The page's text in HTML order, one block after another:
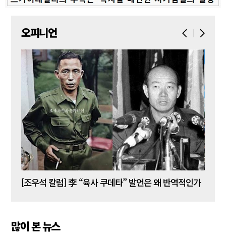
오피니언
[조우석 칼럼] 李 “육사 쿠데타” 발언은 왜 반역적인가
많이 본 뉴스